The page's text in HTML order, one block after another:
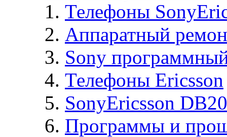
Телефоны
Аппаратный
Sony
Телефоны Ericsson
SonyEricsson
Программы и